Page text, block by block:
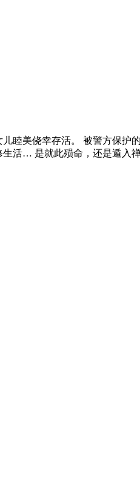
睦美侥幸存活。 被警方保
生活… 是就此殒命，还是遁